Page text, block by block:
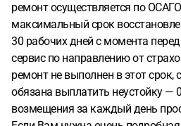
ремонт осуществляется по
максимальный срок
30 рабочих дней с момента
сервис по направлению от
ремонт не выполнен в этот срок,
обязана выплатить неустойку —
возмещения за каждый день